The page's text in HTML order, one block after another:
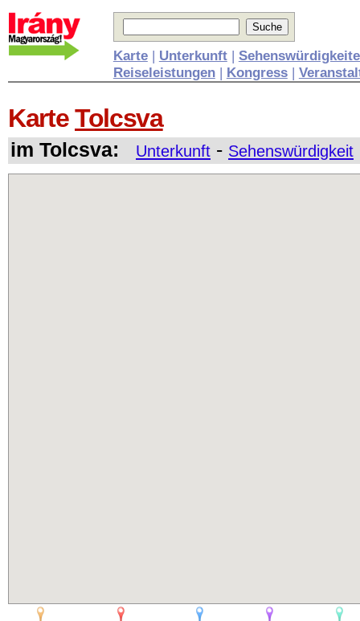
Karte| Unterkunft|
Reiseleistungen| Kongress|
KarteTolcsva
im Tolcsva: Unterkunft - Sehenswürdigkeit